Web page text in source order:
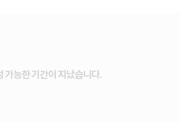
가능한 기간이 지났습니다.